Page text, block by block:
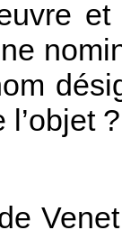
l’objet ?